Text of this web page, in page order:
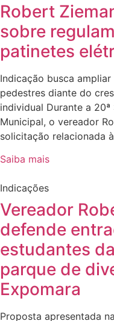
Robert
sobre
patinetes
Indicação busca
pedestres diante do
individual Durante a
Municipal, o vereador
solicitação relacionada
Saiba mais
Indicações
Vereador
defende
estudantes
parque de
Expomara
Proposta apresentada